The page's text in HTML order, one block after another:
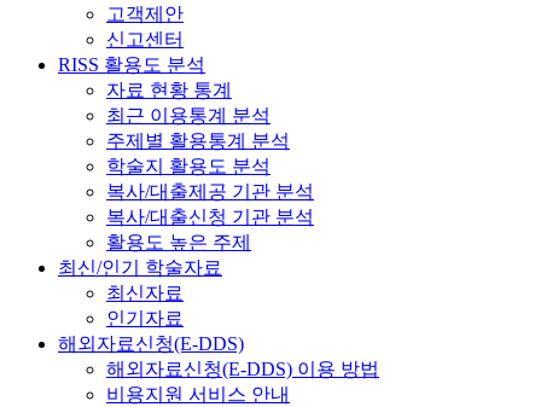
고객제안
신고센터
RISS 활용도 분석
자료 현황 통계
최근 이용통계 분석
주제별 활용통계 분석
학술지 활용도 분석
복사/대출제공 기관 분석
복사/대출신청 기관 분석
활용도 높은 주제
최신/인기 학술자료
최신자료
인기자료
해외자료신청(E-DDS)
해외자료신청(E-DDS) 이용 방법
비용지원 서비스 안내